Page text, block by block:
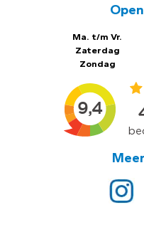
Ma. t/m Vr.
Zaterdag
Zondag